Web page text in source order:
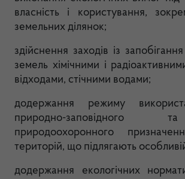
власність і користування,
земельних ділянок;
здійснення заходів із
земель хімічними і
відходами, стічними водами;
додержання режиму
природно-заповідного
природоохоронного
територій, що підлягають
додержання екологічних